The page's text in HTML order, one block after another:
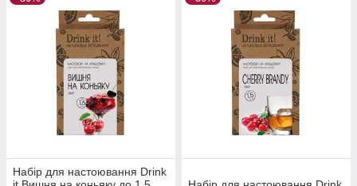
Набір для настоювання Drink